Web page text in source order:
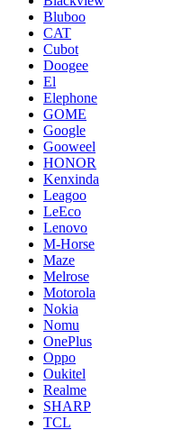
Bluboo
CAT
Cubot
Doogee
El
Elephone
GOME
Google
Gooweel
HONOR
Kenxinda
Leagoo
LeEco
Lenovo
M-Horse
Maze
Melrose
Motorola
Nokia
Nomu
OnePlus
Oppo
Oukitel
Realme
SHARP
TCL